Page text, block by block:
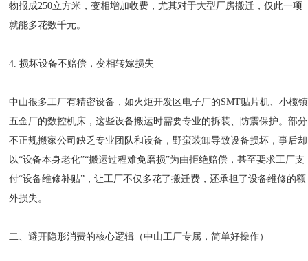
物报成250立方米，变相增加收费，尤其对于大型厂房搬迁，仅此一项
就能多花数千元。
4. 损坏设备不赔偿，变相转嫁损失
中山很多工厂有精密设备，如火炬开发区电子厂的SMT贴片机、小榄镇
五金厂的数控机床，这些设备搬运时需要专业的拆装、防震保护。部分
不正规搬家公司缺乏专业团队和设备，野蛮装卸导致设备损坏，事后却
以“设备本身老化”“搬运过程难免磨损”为由拒绝赔偿，甚至要求工厂支
付“设备维修补贴”，让工厂不仅多花了搬迁费，还承担了设备维修的额
外损失。
二、避开隐形消费的核心逻辑（中山工厂专属，简单好操作）